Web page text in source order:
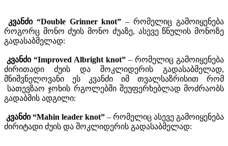
კვანძი “Double Grinner knot” – რომელიც გამოიყენება
როგორც მონო ძუის მონო ძუაზე, ასევე წნულის მონოზე
გადასაბმელად:
კვანძი “Improved Albright knot” – რომელიც გამოიყენება
ძირითადი ძუის და შოკლიდერის გადასაბმელად,
მნიშვნელოვანი ეს კვანძი იმ თვალსაზრისით რომ
სათევზაო ჯოხის რგოლებში შეუფერხებლად მოძრაობს
გადაბმის ადგილი:
კვანძი “Mahin leader knot” – რომელიც ასევე გამოიყენება
ძირიტადი ძუის და შოკლიდერის გადასაბმელად: